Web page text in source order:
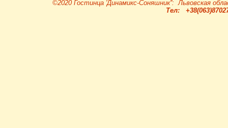
©2020 Гостинца 'Динамикс-Соняшник'': Львовская
Тел: